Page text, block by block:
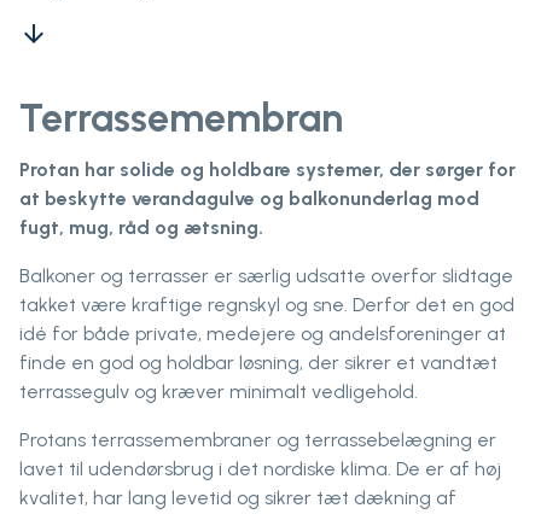
arrow_downward
Terrassemembran
Protan har solide og holdbare systemer, der sørger for
at beskytte verandagulve og balkonunderlag mod
fugt, mug, råd og ætsning.
Balkoner og terrasser er særlig udsatte overfor slidtage
takket være kraftige regnskyl og sne. Derfor det en god
idé for både private, medejere og andelsforeninger at
finde en god og holdbar løsning, der sikrer et vandtæt
terrassegulv og kræver minimalt vedligehold.
Protans terrassemembraner og terrassebelægning er
lavet til udendørsbrug i det nordiske klima. De er af høj
kvalitet, har lang levetid og sikrer tæt dækning af